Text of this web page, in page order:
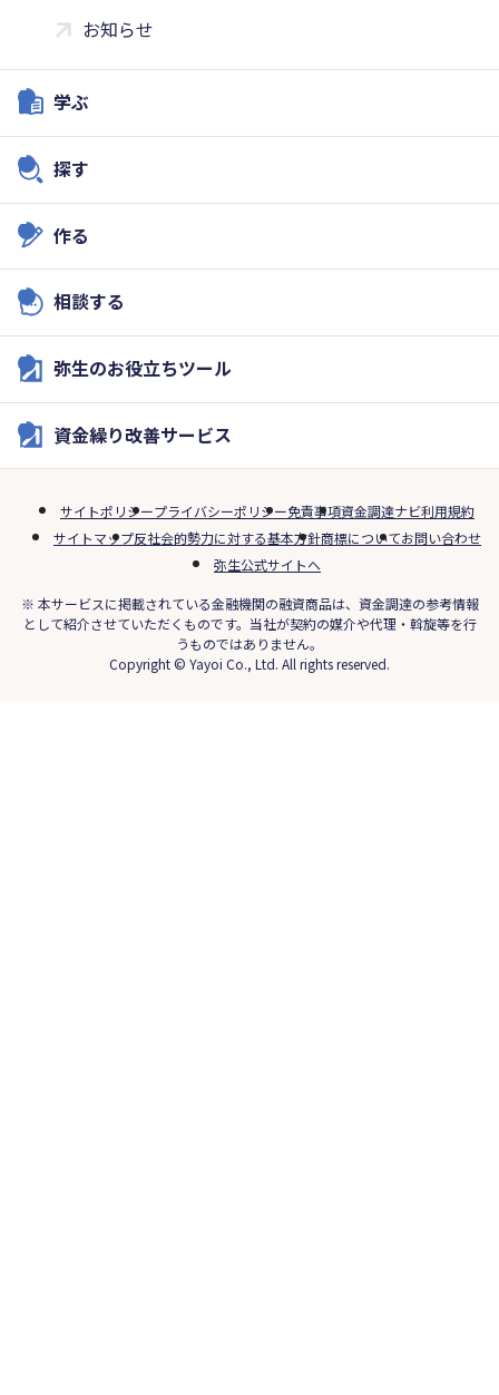
お知らせ
学ぶ
探す
作る
相談する
弥生のお役立ちツール
資金繰り改善サービス
サイトポリシープライバシーポリシー免責事項資金調達ナビ利用規約
サイトマップ反社会的勢力に対する基本方針商標についてお問い合わせ
弥生公式サイトへ
※ 本サービスに掲載されている金融機関の融資商品は、資金調達の参考情報
として紹介させていただくものです。当社が契約の媒介や代理・斡旋等を行
うものではありません。
Copyright © Yayoi Co., Ltd. All rights reserved.